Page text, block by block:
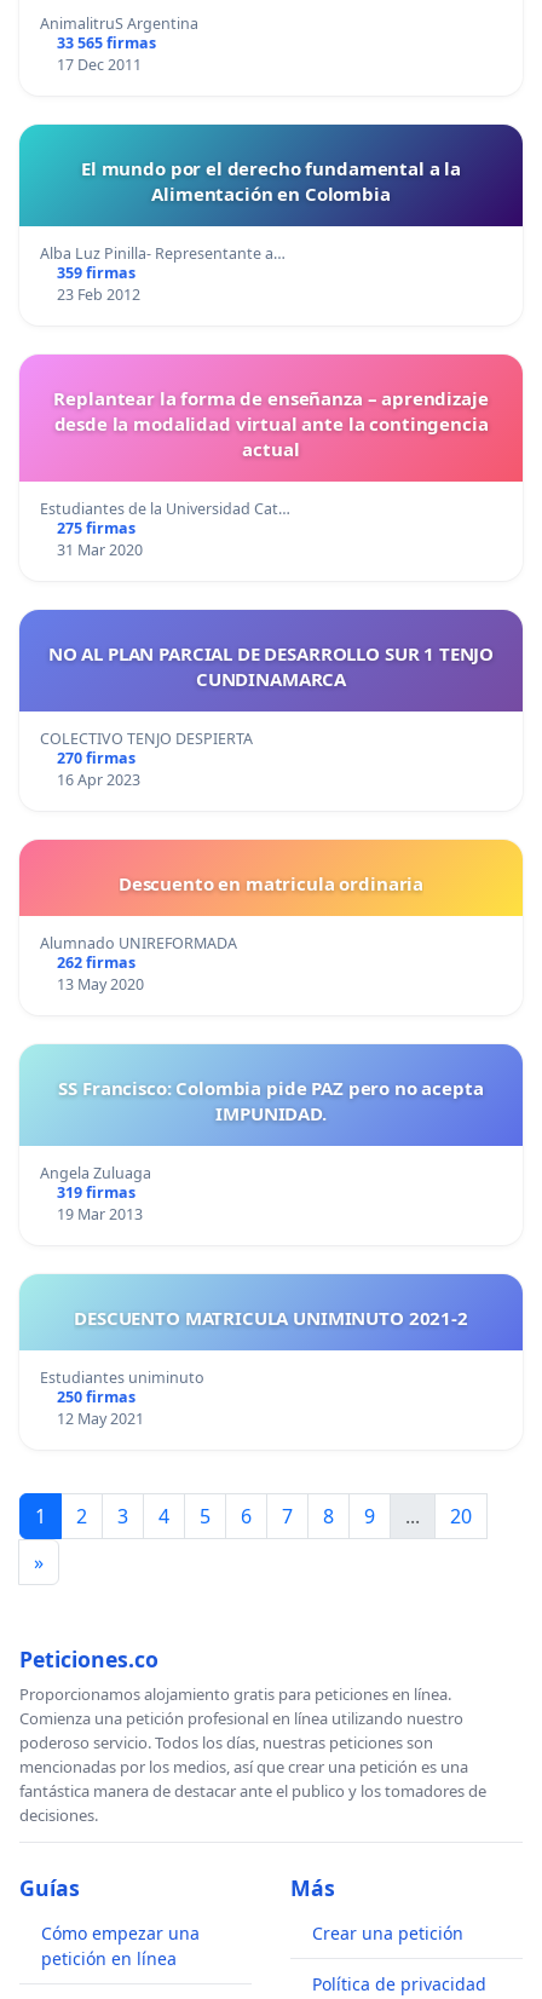
AnimalitruS Argentina
33 565 firmas
17 Dec 2011
El mundo por el derecho fundamental a la
Alimentación en Colombia
Alba Luz Pinilla- Representante a…
359 firmas
23 Feb 2012
Replantear la forma de enseñanza – aprendizaje
desde la modalidad virtual ante la contingencia
actual
Estudiantes de la Universidad Cat…
275 firmas
31 Mar 2020
NO AL PLAN PARCIAL DE DESARROLLO SUR 1 TENJO
CUNDINAMARCA
COLECTIVO TENJO DESPIERTA
270 firmas
16 Apr 2023
Descuento en matricula ordinaria
Alumnado UNIREFORMADA
262 firmas
13 May 2020
SS Francisco: Colombia pide PAZ pero no acepta
IMPUNIDAD.
Angela Zuluaga
319 firmas
19 Mar 2013
DESCUENTO MATRICULA UNIMINUTO 2021-2
Estudiantes uniminuto
250 firmas
12 May 2021
1 2 3 4 5 6 7 8 9 ...
20
»
Peticiones.co
Proporcionamos alojamiento gratis para peticiones en línea.
Comienza una petición profesional en línea utilizando nuestro
poderoso servicio. Todos los días, nuestras peticiones son
mencionadas por los medios, así que crear una petición es una
fantástica manera de destacar ante el publico y los tomadores de
decisiones.
Guías
Cómo empezar una
petición en línea
Más
Crear una petición
Política de privacidad